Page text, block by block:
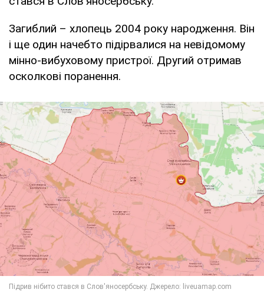
Загиблий – хлопець 2004 року народження. Він
і ще один начебто підірвалися на невідомому
мінно-вибуховому пристрої. Другий отримав
осколкові поранення.